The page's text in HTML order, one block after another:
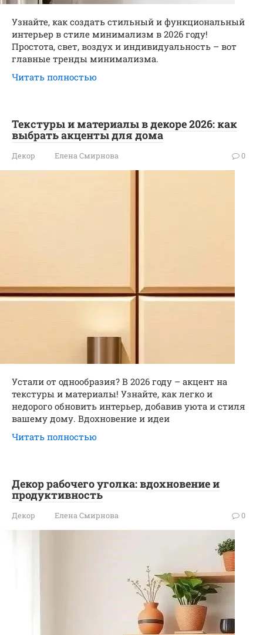
Узнайте, как создать стильный и функциональный
интерьер в стиле минимализм в 2026 году!
Простота, свет, воздух и индивидуальность – вот
главные тренды минимализма.
Читать полностью
Текстуры и материалы в декоре 2026: как
выбрать акценты для дома
Декор Елена Смирнова 0
Устали от однообразия? В 2026 году – акцент на
текстуры и материалы! Узнайте, как легко и
недорого обновить интерьер, добавив уюта и стиля
вашему дому. Вдохновение и идеи
Читать полностью
Декор рабочего уголка: вдохновение и
продуктивность
Декор Елена Смирнова 0